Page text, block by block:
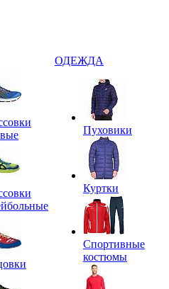
ОДЕЖДА
Пуховики
Куртки
Спортивные
костюмы